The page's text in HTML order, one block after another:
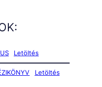
Letöltés
Letöltés